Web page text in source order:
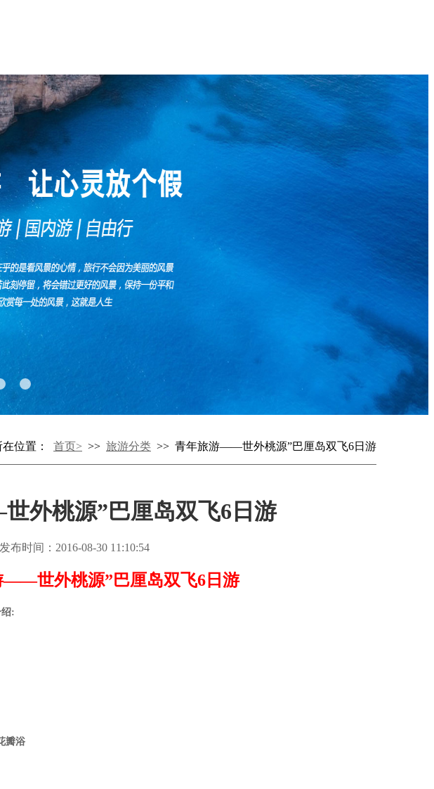
公司简介 最新动态 国内长线 招商加盟
在位置： 首页> >> 旅游分类 >> 青年旅游——世外桃源”巴厘岛双飞6日游
外桃源”巴厘岛双飞6日游
发布时间：2016-08-30 11:10:54
——世外桃源”巴厘岛双飞6日游
:
瓣浴